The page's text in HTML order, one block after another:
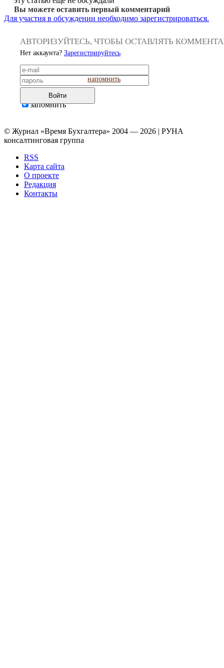
Вы можете оставить первый комментарий
Для участия в обсуждении необходимо зарегистрироваться.
АВТОРИЗУЙТЕСЬ, ЧТОБЫ ОСТАВЛЯТЬ
Нет аккаунта? Зарегистрируйтесь
напомнить
Войти
запомнить
© Журнал «Время Бухгалтера» 2004 — 2026 | РУНА
консалтинговая группа
RSS
Карта сайта
О проекте
Редакция
Контакты